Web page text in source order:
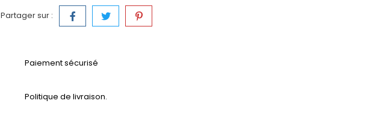
Partager sur :
Paiement sécurisé
Politique de livraison.